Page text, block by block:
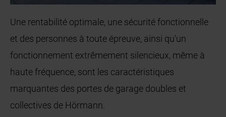
Une rentabilité optimale, une sécurité fonctionnelle
et des personnes à toute épreuve, ainsi qu'un
fonctionnement extrêmement silencieux, même à
haute fréquence, sont les caractéristiques
marquantes des portes de garage doubles et
collectives de Hörmann.